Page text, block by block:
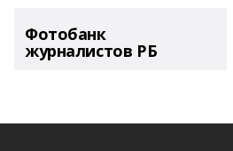
Фотобанк
журналистов РБ